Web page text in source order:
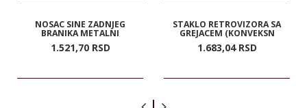
NOSAC SINE ZADNJEG
BRANIKA METALNI
1.521,70 RSD
STAKLO RETROVIZORA SA
GREJACEM (KONVEKSN
1.683,04 RSD